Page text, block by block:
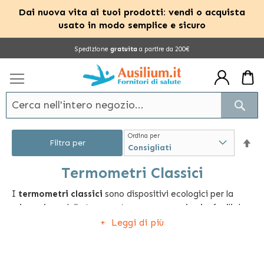
Dai nuova vita ai tuoi prodotti: vendi o acquista
usato in modo semplice e sicuro
Spedizione gratuita a partire da 200€
Termometri Classici
I termometri classici sono dispositivi ecologici per la
misurazione della temperatura corporea, sicuri e facili da
Leggi di più
Ordina per
Filtra per